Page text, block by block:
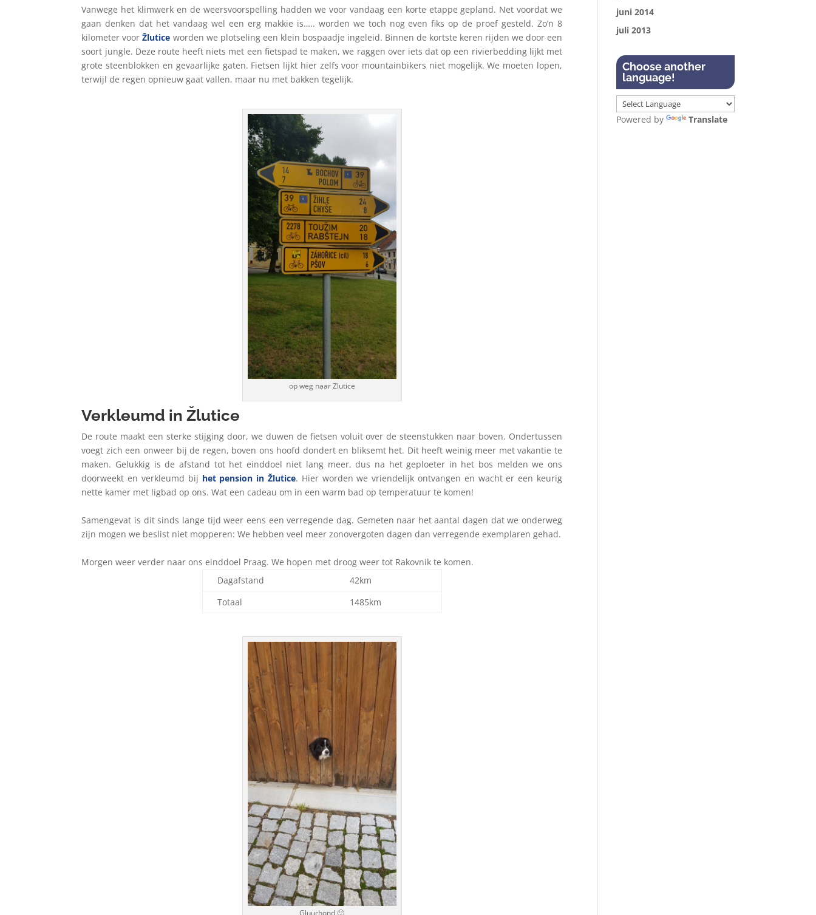
Vanwege het klimwerk en de weersvoorspelling hadden we voor vandaag een korte etappe gepland. Net voordat we
gaan denken dat het vandaag wel een erg makkie is….. worden we toch nog even fiks op de proef gesteld. Zo’n 8
kilometer voorŽlutice worden we plotseling een klein bospaadje ingeleid. Binnen de kortste keren rijden we door een
soort jungle. Deze route heeft niets met een fietspad te maken, we raggen over iets dat op een rivierbedding lijkt met
grote steenblokken en gevaarlijke gaten. Fietsen lijkt hier zelfs voor mountainbikers niet mogelijk. We moeten lopen,
terwijl de regen opnieuw gaat vallen, maar nu met bakken tegelijk.
op weg naar Zlutice
Verkleumd in Žlutice
De route maakt een sterke stijging door, we duwen de fietsen voluit over de steenstukken naar boven. Ondertussen
voegt zich een onweer bij de regen, boven ons hoofd dondert en bliksemt het. Dit heeft weinig meer met vakantie te
maken. Gelukkig is de afstand tot het einddoel niet lang meer, dus na het geploeter in het bos melden we ons
doorweekt en verkleumd bij het pension in Žlutice. Hier worden we vriendelijk ontvangen en wacht er een keurig
nette kamer met ligbad op ons. Wat een cadeau om in een warm bad op temperatuur te komen!
Samengevat is dit sinds lange tijd weer eens een verregende dag. Gemeten naar het aantal dagen dat we onderweg
zijn mogen we beslist niet mopperen: We hebben veel meer zonovergoten dagen dan verregende exemplaren gehad.
Morgen weer verder naar ons einddoel Praag. We hopen met droog weer tot Rakovnik te komen.
Dagafstand
42km
Totaal
1485km
juni 2014
juli 2013
Choose another
language!
Powered by Translate